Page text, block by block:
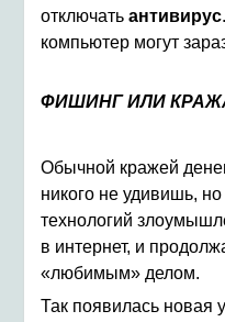
отключать антивирус
компьютер могут
ФИШИНГ ИЛИ
Обычной кражей
никого не удивишь,
технологий
в интернет, и
«любимым» делом.
Так появилась новая